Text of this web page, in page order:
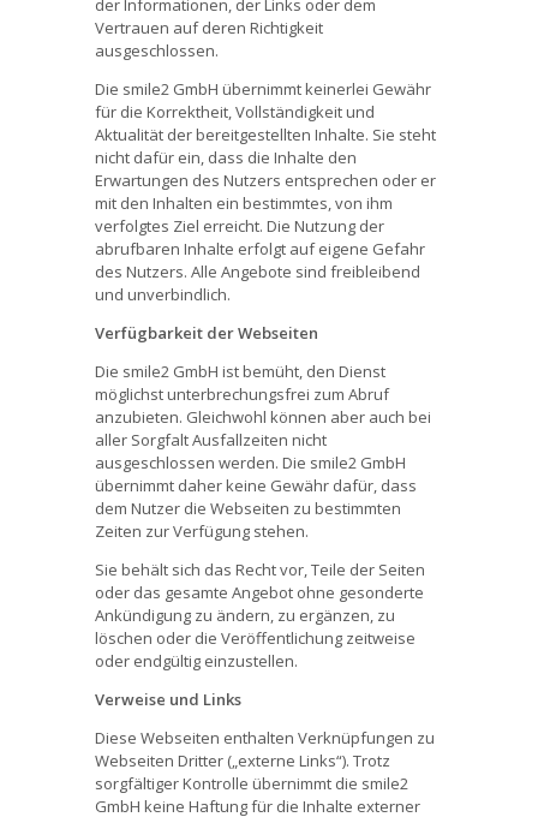
der Informationen, der Links oder dem
Vertrauen auf deren Richtigkeit
ausgeschlossen.
Die smile2 GmbH übernimmt keinerlei Gewähr
für die Korrektheit, Vollständigkeit und
Aktualität der bereitgestellten Inhalte. Sie steht
nicht dafür ein, dass die Inhalte den
Erwartungen des Nutzers entsprechen oder er
mit den Inhalten ein bestimmtes, von ihm
verfolgtes Ziel erreicht. Die Nutzung der
abrufbaren Inhalte erfolgt auf eigene Gefahr
des Nutzers. Alle Angebote sind freibleibend
und unverbindlich.
Verfügbarkeit der Webseiten
Die smile2 GmbH ist bemüht, den Dienst
möglichst unterbrechungsfrei zum Abruf
anzubieten. Gleichwohl können aber auch bei
aller Sorgfalt Ausfallzeiten nicht
ausgeschlossen werden. Die smile2 GmbH
übernimmt daher keine Gewähr dafür, dass
dem Nutzer die Webseiten zu bestimmten
Zeiten zur Verfügung stehen.
Sie behält sich das Recht vor, Teile der Seiten
oder das gesamte Angebot ohne gesonderte
Ankündigung zu ändern, zu ergänzen, zu
löschen oder die Veröffentlichung zeitweise
oder endgültig einzustellen.
Verweise und Links
Diese Webseiten enthalten Verknüpfungen zu
Webseiten Dritter („externe Links“). Trotz
sorgfältiger Kontrolle übernimmt die smile2
GmbH keine Haftung für die Inhalte externer